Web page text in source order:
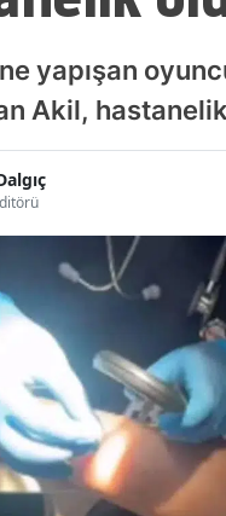
yapışan
Akil,